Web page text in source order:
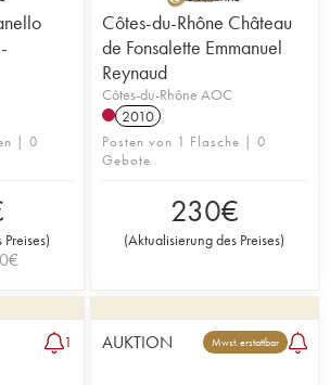
| 0
)
€
Côtes-du-Rhône Château
de Fonsalette Emmanuel
Reynaud
Côtes-du-Rhône AOC
2010
Posten von 1 Flasche | 0
Gebote
230€
(Aktualisierung des Preises)
1 AUKTION Mwst. erstattbar